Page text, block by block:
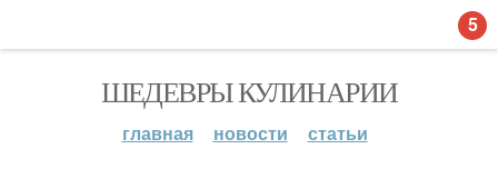
ШЕДЕВРЫ КУЛИНАРИИ
главная новости статьи
5